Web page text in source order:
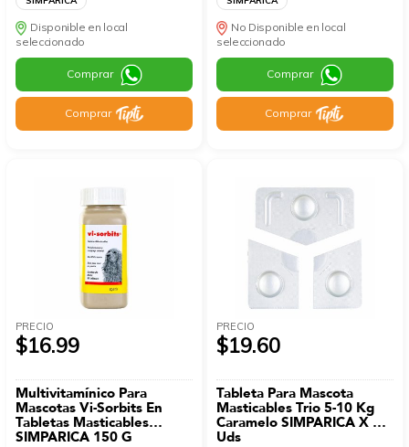
Disponible en local
seleccionado
Comprar
Comprar
No Disponible en local
seleccionado
Comprar
Comprar
PRECIO
$16.99
Multivitamínico Para
Mascotas Vi-Sorbits En
Tabletas Masticables
SIMPARICA 150 G
PRECIO
$19.60
Tableta Para Mascota
Masticables Trio 5-10 Kg
Caramelo SIMPARICA X 3
Uds